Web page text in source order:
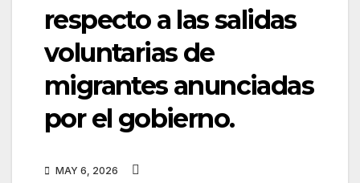
respecto a las salidas
voluntarias de
migrantes anunciadas
por el gobierno.
MAY 6, 2026